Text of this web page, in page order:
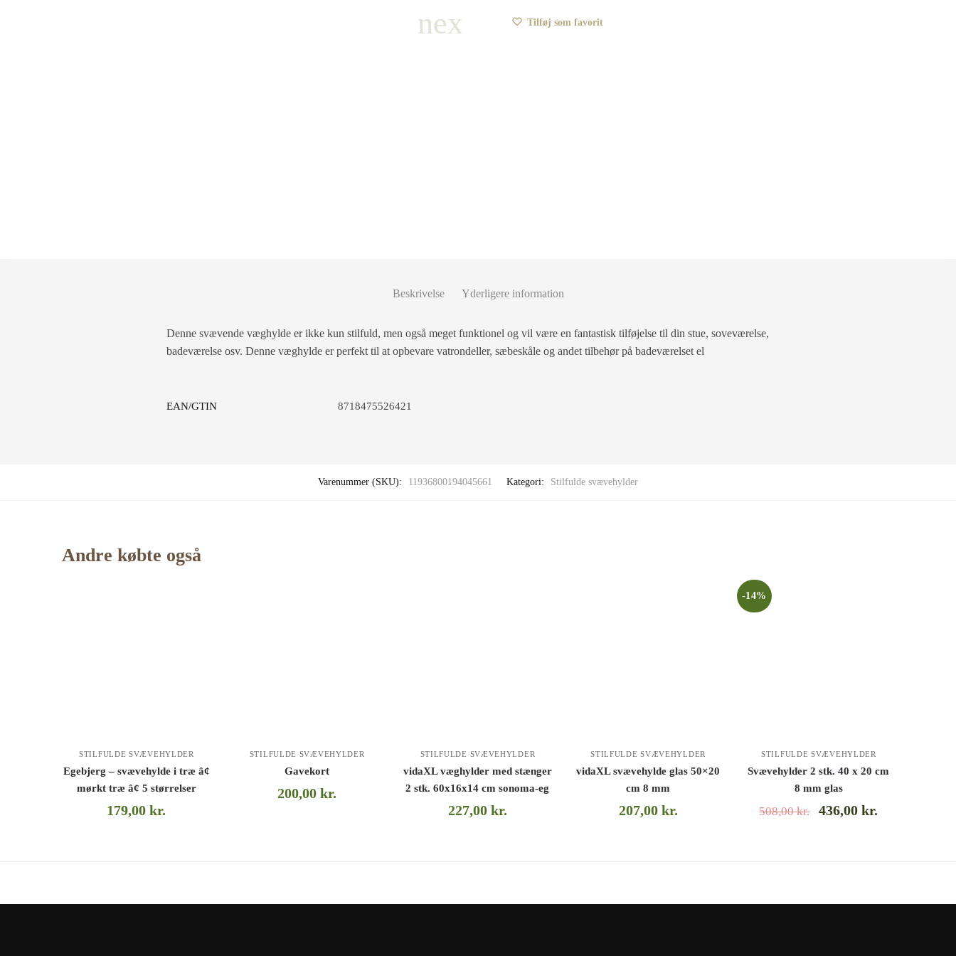
Tilføj som favorit
Beskrivelse Yderligere information
Denne svævende væghylde er ikke kun stilfuld, men også meget funktionel og vil være en fantastisk tilføjelse til din stue, soveværelse,
badeværelse osv. Denne væghylde er perfekt til at opbevare vatrondeller, sæbeskåle og andet tilbehør på badeværelset el
EAN/GTIN 8718475526421
Varenummer (SKU): 11936800194045661 Kategori: Stilfulde svævehylder
Andre købte også
STILFULDE SVÆVEHYLDER
Egebjerg – svævehylde i træ â¢
mørkt træ â¢ 5 størrelser
179,00kr.
STILFULDE SVÆVEHYLDER
Gavekort
200,00kr.
STILFULDE SVÆVEHYLDER
vidaXL væghylder med stænger
2 stk. 60x16x14 cm sonoma-eg
227,00 kr.
STILFULDE SVÆVEHYLDER
vidaXL svævehylde glas 50×20
cm 8 mm
207,00 kr.
-14%
STILFULDE SVÆVEHYLDER
Svævehylder 2 stk. 40 x 20 cm
8 mm glas
508,00kr. 436,00kr.